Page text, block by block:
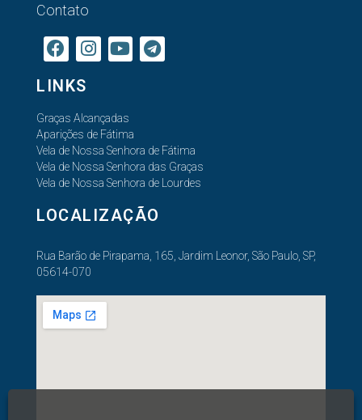
Contato
LINKS
Graças Alcançadas
Aparições de Fátima
Vela de Nossa Senhora de Fátima
Vela de Nossa Senhora das Graças
Vela de Nossa Senhora de Lourdes
LOCALIZAÇÃO
Rua Barão de Pirapama, 165, Jardim Leonor, São Paulo, SP,
05614-070